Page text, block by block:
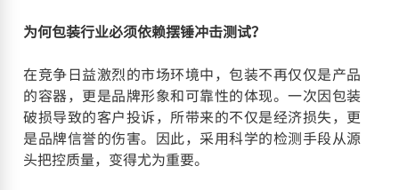
为何包装行业必须依赖摆锤冲击测试？
在竞争日益激烈的市场环境中，包装不再仅仅是产品
的容器，更是品牌形象和可靠性的体现。一次因包装
破损导致的客户投诉，所带来的不仅是经济损失，更
是品牌信誉的伤害。因此，采用科学的检测手段从源
头把控质量，变得尤为重要。